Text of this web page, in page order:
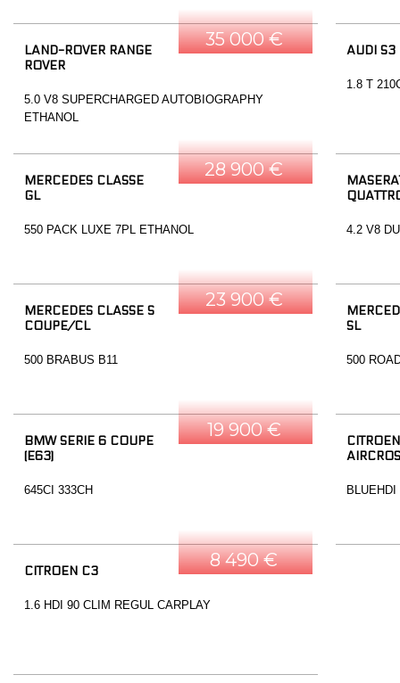
35 000 €
LAND-ROVER RANGE
ROVER
5.0 V8 SUPERCHARGED AUTOBIOGRAPHY
ETHANOL
AUDI S3
1.8 T
28 900 €
MERCEDES CLASSE
GL
550 PACK LUXE 7PL ETHANOL 4.2 V8
23 900 €
MERCEDES CLASSE S
COUPE/CL
500 BRABUS B11
SL
500
19 900 €
BMW SERIE 6 COUPE
(E63)
645CI 333CH
8 490 €
CITROEN C3
1.6 HDI 90 CLIM REGUL CARPLAY